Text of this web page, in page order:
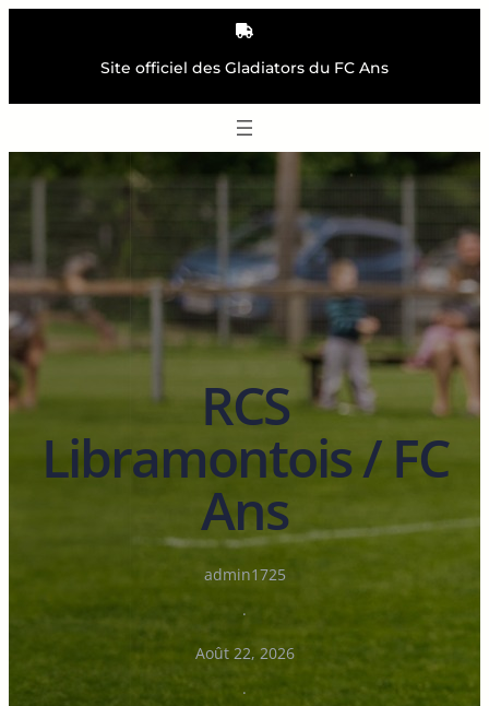
Site officiel des Gladiators du FC Ans
RCS
Libramontois / FC
Ans
admin1725
·
Août 22, 2026
·